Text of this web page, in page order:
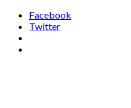
Facebook
Twitter